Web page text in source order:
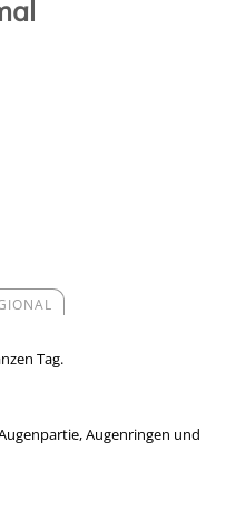
Tag.
Augenringen und